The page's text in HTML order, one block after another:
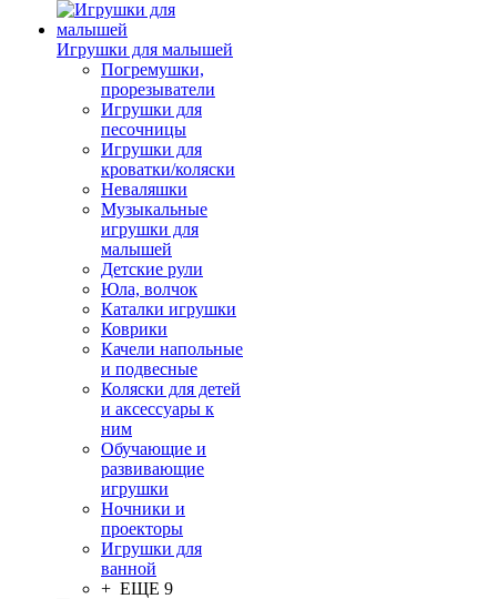
Игрушки для малышей
Погремушки,
прорезыватели
Игрушки для
песочницы
Игрушки для
кроватки/коляски
Неваляшки
Музыкальные
игрушки для
малышей
Детские рули
Юла, волчок
Каталки игрушки
Коврики
Качели напольные
и подвесные
Коляски для детей
и аксессуары к
ним
Обучающие и
развивающие
игрушки
Ночники и
проекторы
Игрушки для
ванной
+ ЕЩЕ 9